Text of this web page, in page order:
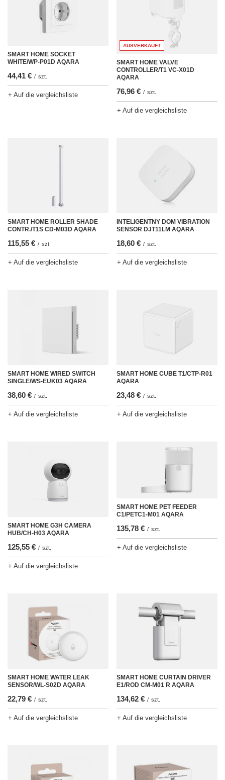
SMART HOME SOCKET
WHITE/WP-P01D AQARA
44,41 € / szt.
+ Auf die vergleichsliste
AUSVERKAUFT
SMART HOME VALVE
CONTROLLER/T1 VC-X01D
AQARA
76,96 € / szt.
+ Auf die vergleichsliste
SMART HOME ROLLER SHADE
CONTR./T1S CD-M03D AQARA
115,55 € / szt.
+ Auf die vergleichsliste
INTELIGENTNY DOM VIBRATION
SENSOR DJT11LM AQARA
18,60 € / szt.
+ Auf die vergleichsliste
SMART HOME WIRED SWITCH
SINGLE/WS-EUK03 AQARA
38,60 € / szt.
+ Auf die vergleichsliste
SMART HOME CUBE T1/CTP-R01
AQARA
23,48 € / szt.
+ Auf die vergleichsliste
SMART HOME G3H CAMERA
HUB/CH-H03 AQARA
125,55 € / szt.
+ Auf die vergleichsliste
SMART HOME PET FEEDER
C1/PETC1-M01 AQARA
135,78 € / szt.
+ Auf die vergleichsliste
SMART HOME WATER LEAK
SENSOR/WL-S02D AQARA
22,79 € / szt.
+ Auf die vergleichsliste
SMART HOME CURTAIN DRIVER
E1/ROD CM-M01 R AQARA
134,62 € / szt.
+ Auf die vergleichsliste